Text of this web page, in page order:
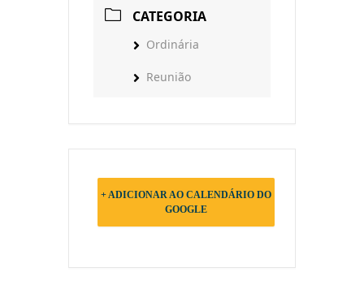
CATEGORIA
Ordinária
Reunião
+ ADICIONAR AO CALENDÁRIO DO
GOOGLE